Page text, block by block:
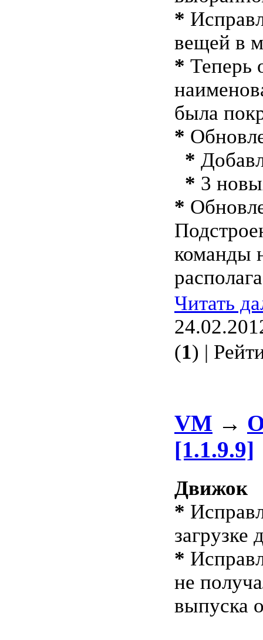
*
вещей в
* Теперь
была
*
*
* 3
*
команды
Читать
(1) |
VM →
[1.1.9.9]
Движок
*
*
не
выпуска